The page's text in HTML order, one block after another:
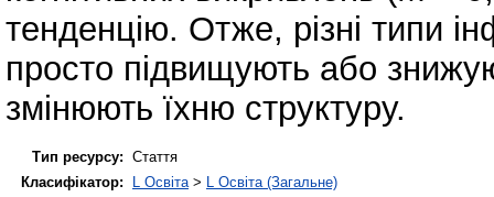
тенденцію. Отже, різні типи
просто підвищують або
змінюють їхню структуру.
Тип ресурсу: Стаття
Класифікатор:
L Освіта > L Освіта (Загальне)